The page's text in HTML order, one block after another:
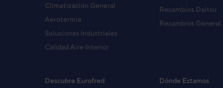
Climatización General
Aerotermia
Soluciones Industriales
Calidad Aire Interior
Recambios Daitsu
Recambios General
Descubre Eurofred
Dónde Estamos